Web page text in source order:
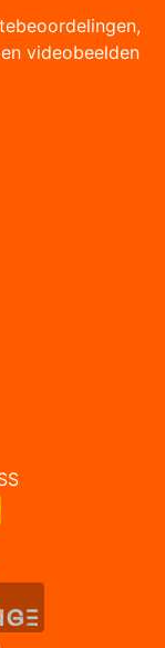
videobeelden